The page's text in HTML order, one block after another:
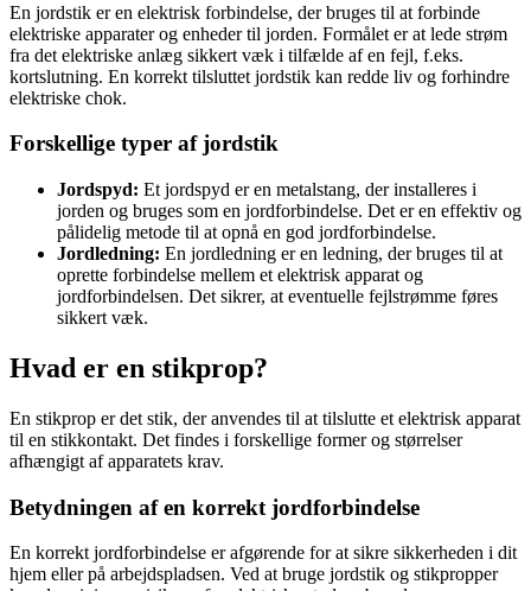
En jordstik er en elektrisk forbindelse, der bruges til at forbinde
elektriske apparater og enheder til jorden. Formålet er at lede strøm
fra det elektriske anlæg sikkert væk i tilfælde af en fejl, f.eks.
kortslutning. En korrekt tilsluttet jordstik kan redde liv og forhindre
elektriske chok.
Forskellige typer af jordstik
Jordspyd: Et jordspyd er en metalstang, der installeres i
jorden og bruges som en jordforbindelse. Det er en effektiv og
pålidelig metode til at opnå en god jordforbindelse.
Jordledning: En jordledning er en ledning, der bruges til at
oprette forbindelse mellem et elektrisk apparat og
jordforbindelsen. Det sikrer, at eventuelle fejlstrømme føres
sikkert væk.
Hvad er en stikprop?
En stikprop er det stik, der anvendes til at tilslutte et elektrisk apparat
til en stikkontakt. Det findes i forskellige former og størrelser
afhængigt af apparatets krav.
Betydningen af en korrekt jordforbindelse
En korrekt jordforbindelse er afgørende for at sikre sikkerheden i dit
hjem eller på arbejdspladsen. Ved at bruge jordstik og stikpropper